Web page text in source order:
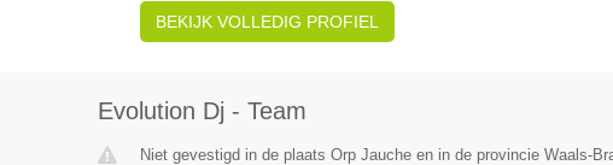
BEKIJK VOLLEDIG PROFIEL
Evolution Dj - Team
Niet gevestigd in de plaats Orp Jauche en in de provincie Waals-